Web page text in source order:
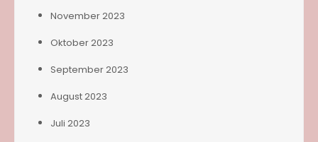
November 2023
Oktober 2023
September 2023
August 2023
Juli 2023